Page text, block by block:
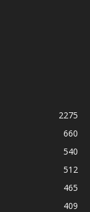
2275
660
540
512
465
409